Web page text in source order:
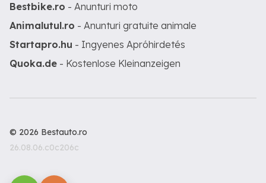
Bestbike.ro - Anunturi moto
Animalutul.ro - Anunturi gratuite animale
Startapro.hu - Ingyenes Apróhirdetés
Quoka.de - Kostenlose Kleinanzeigen
© 2026 Bestauto.ro
26.08.06.c0c206c